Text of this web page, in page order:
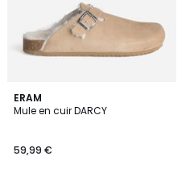
ERAM
Mule en cuir DARCY
59,99 €